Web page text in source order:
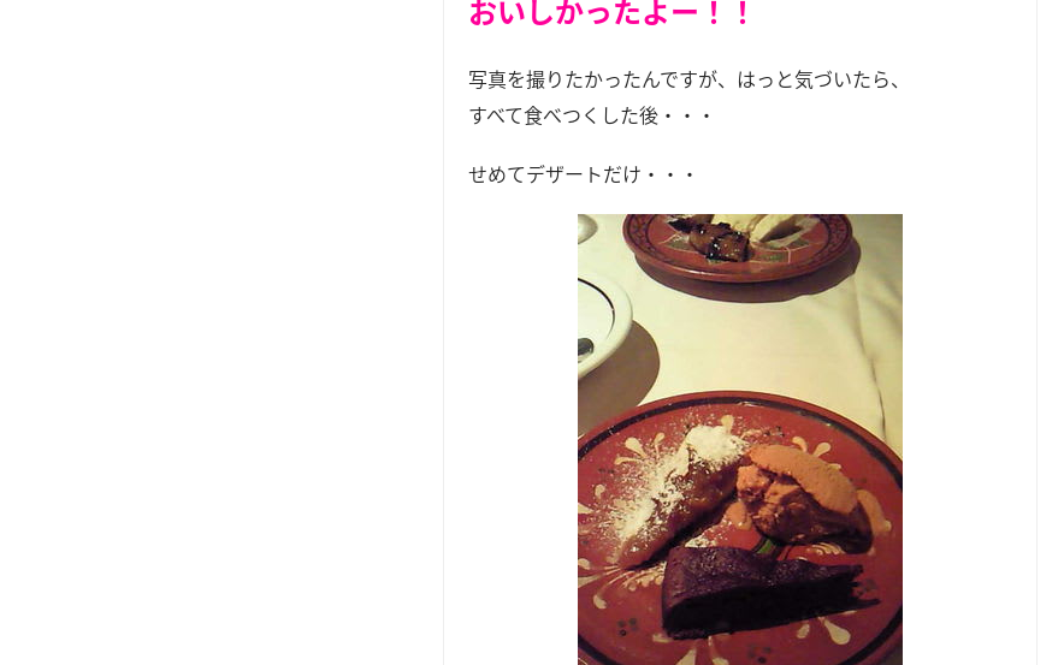
おいしかったよー！！
写真を撮りたかったんですが、はっと気づいたら、
すべて食べつくした後・・・
せめてデザートだけ・・・